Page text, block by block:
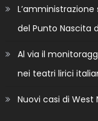
del Punto Nascita
Al via il
nei teatri lirici
Nuovi casi di West